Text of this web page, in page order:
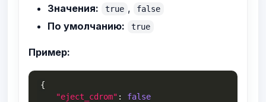
Значения: true , false
По умолчанию: true
Пример:
{
"eject_cdrom" :
false